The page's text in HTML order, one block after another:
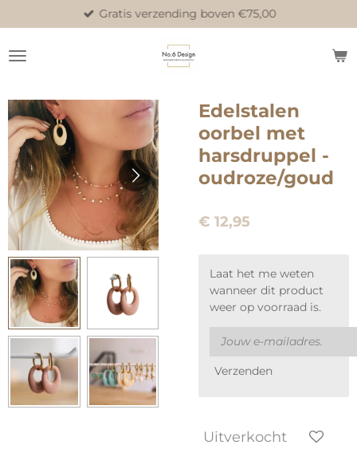
direct
naar
de
Gratis verzending boven €75,00
Edelstalen
oorbel met
harsdruppel -
oudroze/goud
€ 12,95
Laat het me weten
wanneer dit product
weer op voorraad is.
Verzenden
Uitverkocht